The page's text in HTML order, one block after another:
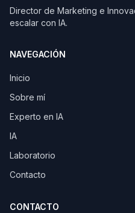
Director de Marketing e
escalar con IA.
NAVEGACIÓN
Inicio
Sobre mí
Experto en IA
IA
Laboratorio
Contacto
CONTACTO